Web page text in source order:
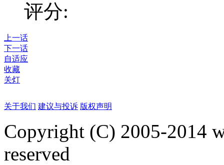
评分:
上一话
下一话
自适应
收藏
关灯
关于我们 建议与投诉 版权声明
Copyright (C) 2005-2014
reserved